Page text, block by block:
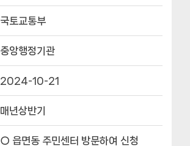
국토교통부
중앙행정기관
2024-10-21
매년상반기
○ 읍면동 주민센터 방문하여 신청